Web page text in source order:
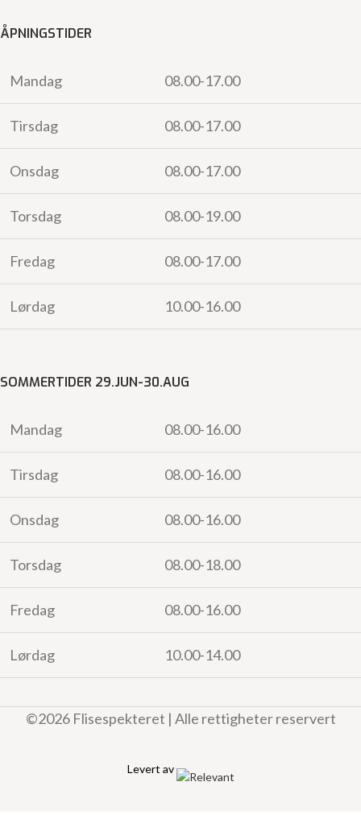
ÅPNINGSTIDER
Mandag 08.00-17.00
Tirsdag 08.00-17.00
Onsdag 08.00-17.00
Torsdag 08.00-19.00
Fredag 08.00-17.00
Lørdag 10.00-16.00
SOMMERTIDER 29.JUN-30.AUG
Mandag 08.00-16.00
Tirsdag 08.00-16.00
Onsdag 08.00-16.00
Torsdag 08.00-18.00
Fredag 08.00-16.00
Lørdag 10.00-14.00
©2026 Flisespekteret | Alle rettigheter reservert
Levert av